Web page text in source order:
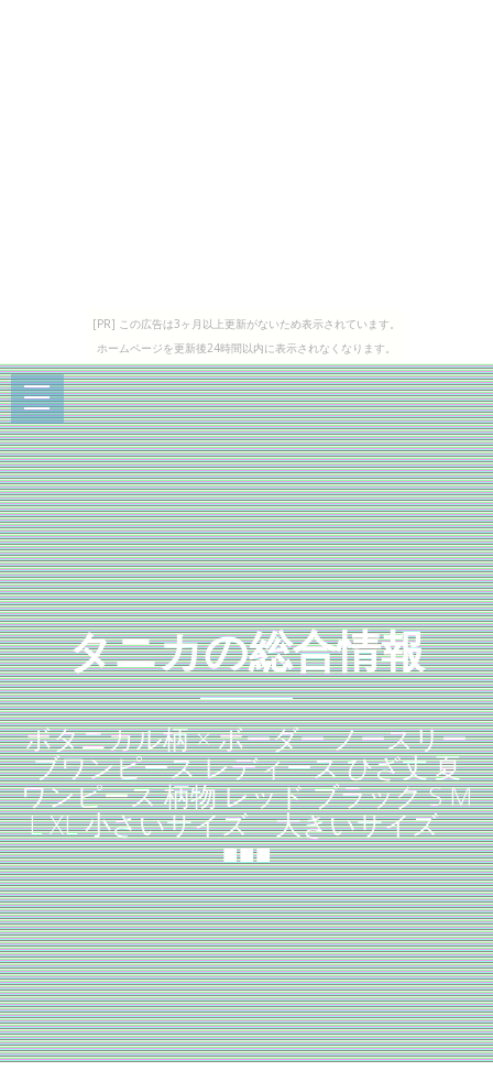
[PR] この広告は3ヶ月以上更新がないため表示されています。
ホームページを更新後24時間以内に表示されなくなります。
タニカの総合情報
ボタニカル柄 × ボーダー ノースリー
ブワンピース レディース ひざ丈 夏
ワンピース 柄物 レッド ブラック S M
L XL 小さいサイズ 大きいサイズ
■■■